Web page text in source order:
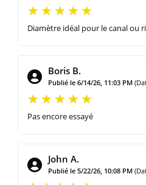
Diamètre idéal pour le canal ou
Boris B.
Publié le 6/14/26, 11:03 PM
Pas encore essayé
John A.
Publié le 5/22/26, 10:08 PM